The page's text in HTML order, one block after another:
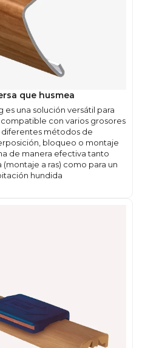
que husmea
es una solución versátil para
compatible con varios grosores
métodos de
bloqueo o montaje
de manera efectiva tanto
a ras) como para un
hundida